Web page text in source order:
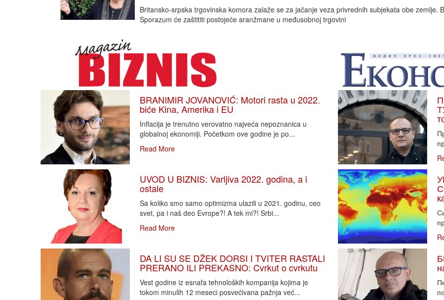
Britansko-srpska trgovinska komora zalaže se za jačanje veza privrednih subjekata obe zemlje.
Sporazum će zaštititi postojeće aranžmane u međusobnoj trgovini
BRANIMIR JOVANOVIĆ: Motori rasta u 2022.
biće Kina, Amerika i EU
Inflacija je trenutno verovatno najveća nepoznanica u
globalnoj ekonomiji. Početkom ove godine je po...
Read More
UVOD U BIZNIS: Varljiva 2022. godina, a i
ostale
Sa koliko smo samo optimizma ulazili u 2021. godinu, ceo
svet, pa i naš deo Evrope?! A tek mi?! Srbi...
Read More
DA LI SU SE DŽEK DORSI I TVITER RASTALI
PRERANO ILI PREKASNO: Cvrkut o cvrkutu
Vest godine iz esnafa tehnoloških kompanija kojima je
tokom minulih 12 meseci posvećivana pažnja već...